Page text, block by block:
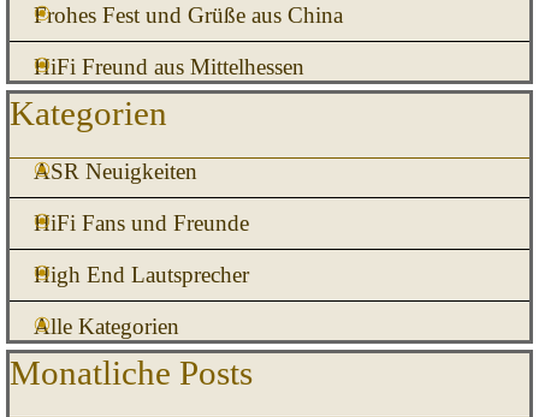
Frohes Fest und Grüße aus China
HiFi Freund aus Mittelhessen
Block überspringen Kategorien
Kategorien
ASR Neuigkeiten
HiFi Fans und Freunde
High End Lautsprecher
Alle Kategorien
Block überspringen Monatliche Posts
Monatliche Posts